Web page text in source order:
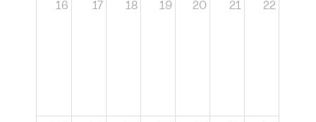
16 17 18 19 20 21 22